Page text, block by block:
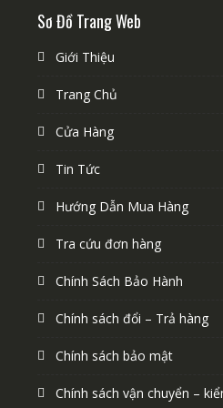
Sơ Đồ Trang Web
Giới Thiệu
Trang Chủ
Cửa Hàng
Tin Tức
Hướng Dẫn Mua Hàng
Tra cứu đơn hàng
Chính Sách Bảo Hành
Chính sách đổi – Trả hàng
Chính sách bảo mật
Chính sách vận chuyển –